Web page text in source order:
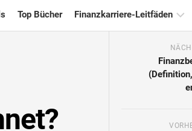
Top Bücher Finanzkarriere-Leitfäden